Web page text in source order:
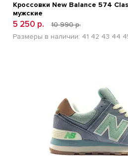
Кроссовки New Balance 574
мужские
5 250 р.
10 990 р.
Размеры в наличии: 41 42 43 44
БЫСТРЫЙ